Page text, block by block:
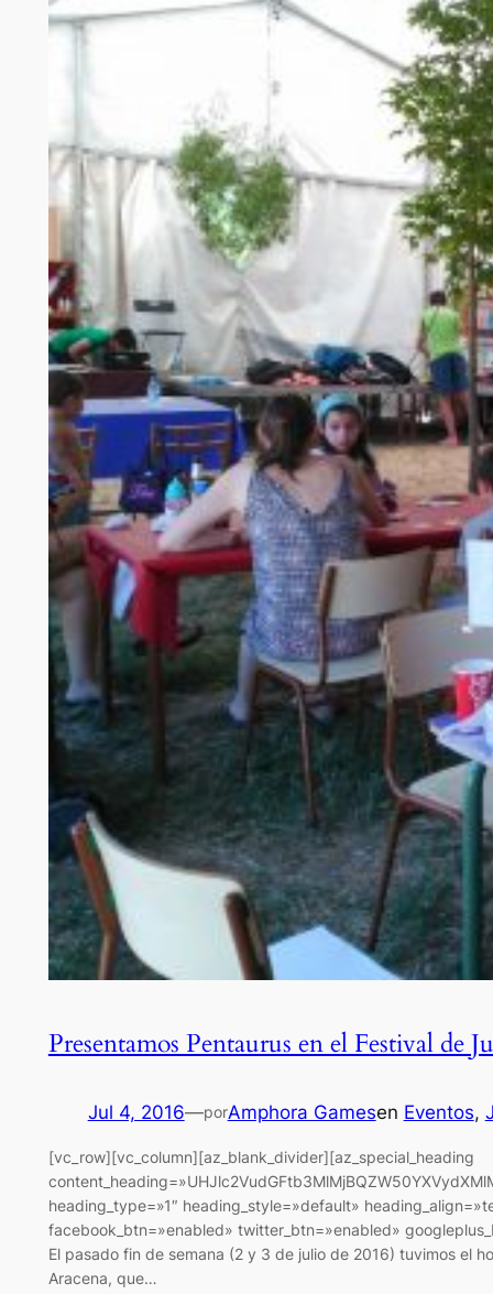
Presentamos Pentaurus en el Festival de
Jul 4, 2016—porAmphora Gamesen Eventos,
[vc_row][vc_column][az_blank_divider][az_special_heading
heading_type=»1″ heading_style=»default»
facebook_btn=»enabled» twitter_btn=»enabled»
El pasado fin de semana (2 y 3 de julio de 2016) tuvimos el
Aracena, que…